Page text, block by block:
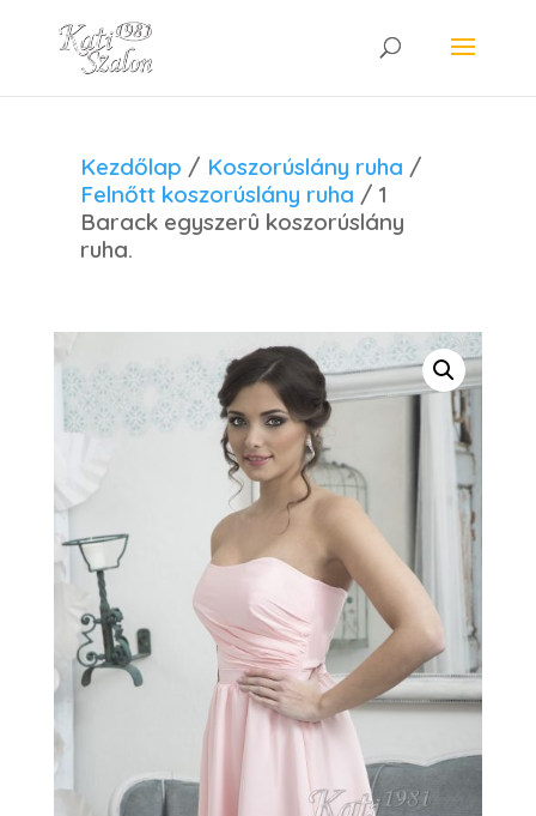
Kezdőlap / Koszorúslány ruha /
Felnőtt koszorúslány ruha / 1
Barack egyszerû koszorúslány
ruha.